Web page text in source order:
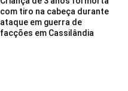
com tiro na cabeça durante
ataque em guerra de
facções em Cassilândia